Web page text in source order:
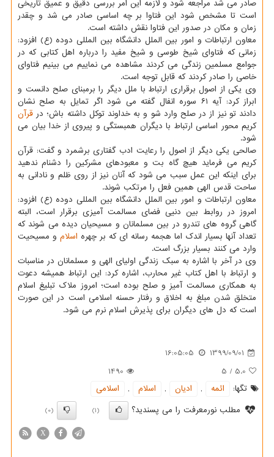
صادر می شد مراجعه شود و لازمه این امر بررسی دقیق و عمیق تاریخی
است تا مشخص شود این فتاوا بر چه اساسی صادر می شد و چقدر
زمان و مکان در صدور این فتاوا نقش داشته است.
معاون ارتباطات و امور بین الملل دانشگاه بین المللی دوده (ع) افزود:
زمانی که فتاوای شیخ طوسی و شیخ مفید را درباره اهل کتابی که در
جوامع مسلمین زندگی می کردند مشاهده می نماییم می بینیم فتاوای
خاصی را صادر کردند که قابل توجه است.
وی یکی از اصول برقراری ارتباط با ملل دیگر را برمبنای صلح دانست و
ابراز کرد: آیه ۶۱ سوره انفال گفته می شود اگر تمایل به صلح نشان
دادند تو نیز از در صلح وارد شو و به خداوند توکل داشته باش؛ در قرآن
کریم محور اساسی ارتباط با دیگران همبستگی و پیروی از خدا بیان می
شود.
صالحی یکی دیگر از اصول را رعایت ادب گفتاری برشمرد و گفت: قرآن
کریم می فرماید هیچ گاه بت و معبودهای مشرکین را دشنام ندهید
برای اینکه این عمل سبب می شود که آنان نیز از روی ظلم و نادانی به
ساحت قدس الهی همین فعل را مرتکب شوند.
معاون ارتباطات و امور بین الملل دانشگاه بین المللی دوده (ع) افزود:
امروز در روابط بین دنیی فضای مسالمت آمیزی برقرار است، البته
گاهی گروه های تندرو در بین مسلمانان و مسیحیان دیده می شوند که
تعداد آنها بسیار اندک اما هجمه رسانه ای که بر چهره اسلام و مسیحیت
وارد می کنند بسیار بزرگ است.
وی در آخر با اشاره به سبک زندگی اولیای الهی و مسلمانان در مناسبات
و ارتباط با اهل کتاب غیر محارب، اشاره کرد: این ارتباط همیشه دعوت
به همکاری مسالمت آمیز و صلح بوده است؛ امروز ملاک تبلیغ اسلام
متخلق شدن مبلغ به اخلاق و رفتار حسنه اسلامی است در این صورت
است که دل های دیگران برای پذیرش اسلام نرم می شود.
1399/09/01
16:05:05
5.0
/
5
1490
تگها:
ائمه , ادیان , اسلام ,
اسلامی
مطلب نورمعرفت را می پسندید؟
(1)
(0)
X